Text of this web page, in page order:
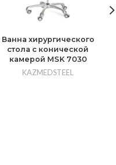
Ванна хирургического
стола с конической
камерой MSK 7030
KAZMEDSTEEL